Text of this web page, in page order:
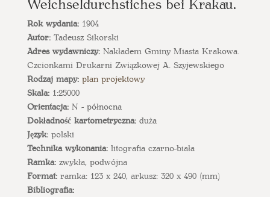
Weichseldurchstiches bei Krakau.
Rok wydania:1904
Autor:Tadeusz Sikorski
Adres wydawniczy:Nakładem Gminy Miasta Krakowa.
Czcionkami Drukarni Związkowej A. Szyjewskiego
Rodzaj mapy: plan projektowy
Skala:1:25000
Orientacja:N - północna
Dokładność kartometryczna:duża
Język:polski
Technika wykonania:litografia czarno-biała
Ramka:zwykła, podwójna
Format:ramka: 123 x 240, arkusz: 320 x 490 (mm)
Bibliografia: